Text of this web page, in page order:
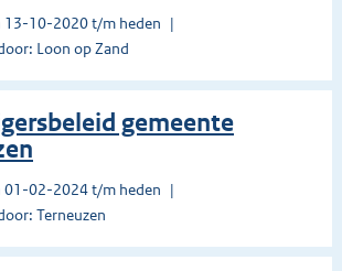
13-10-2020 t/m heden
Loon op Zand
gemeente
01-02-2024 t/m heden
Terneuzen